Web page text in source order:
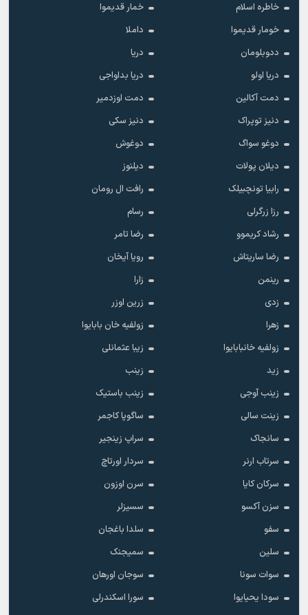
خاطره اسلام
خمار قدیموا
خومار قدیموا
داملا
ددوبلومان
دریا
دریا اولو
دریا بداواجی
دمت آکالین
دمت اوزدمیر
دنیز توپراک
دنیز سکی
دوغو سواگ
دوغوش
دیلان پولات
دیلنوز
رابیا تونچبیلک
رافت ال رومان
رزا زرگرلی
رسام
رشاد کریموو
رضا تامر
رضا ساریتاش
رویا آیخان
رینمن
زارا
زدی
زرین اوزر
زهرا
زولفیه خان بابایوا
زولفیه خانبابایوا
زیبا عثمانلی
زید
زینب
زینب آوجی
زینب باستیک
زینت سالی
ساگوپا کاجمر
سانجاک
سراپ زینجیر
سرتاب ارنر
سردار اورتاچ
سرکان کایا
سرن اوزون
سزن آکسو
سسیزلر
سفو
سلدا باغجان
سلین
سمیجنک
سوات سونا
سوجان اورهان
سودا یحیایوا
سورا اسکندرلی